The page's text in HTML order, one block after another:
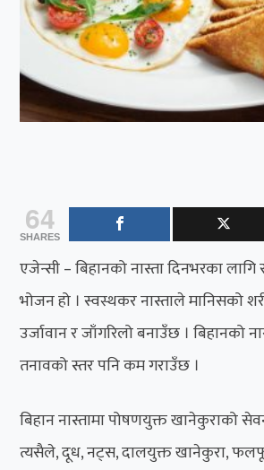
64
SHARES
एजेन्सी – बिहानको नास्ता दिनभरका लागि
भोजन हो । स्वस्थकर नास्ताले मानिसको
उर्जावान र जाँगरिलो बनाउँछ । बिहानको
तनावको स्तर पनि कम गराउँछ ।
बिहान नास्तामा पोषणयुक्त खानेकुराको
त्यसैले, दूध, नट्स, दालयुक्त खानेकुरा,